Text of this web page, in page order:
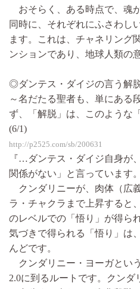
おそらく、ある時点で、魂
同時に、それぞれにふさわし
ます。これは、チャネリング
ンションであり、地球人類の
◎ダンテス・ダイジの言う解
～名だたる聖者も、単にある
ず、「解脱」は、このような
(6/1)
http://p2525.com/sb/200631
『…ダンテス・ダイジ自身が
関係がない」と言っています
クンダリニーが、肉体（広
ラ・チャクラまで上昇すると
のレベルでの「悟り」が得ら
気づきで得られる「悟り」は
んどです。
クンダリニー・ヨーガとい
2.0に到るルートです。クンダ